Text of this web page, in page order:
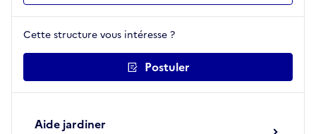
Cette structure vous intéresse ?
Postuler
Aide jardiner